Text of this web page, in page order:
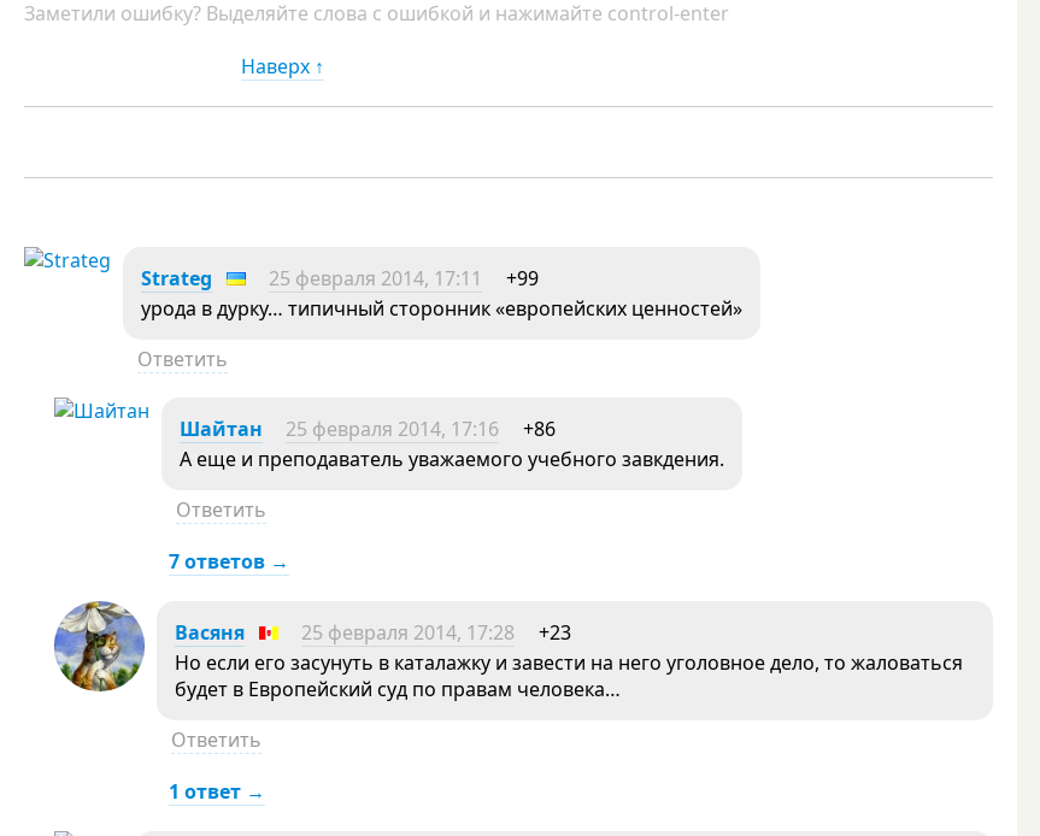
Заметили ошибку? Выделяйте слова с ошибкой и нажимайте control-enter
Наверх ↑
Strateg 25 февраля 2014, 17:11
+99
урода в дурку… типичный сторонник «европейских ценностей»
Ответить
Шайтан 25 февраля 2014, 17:16
+86
А еще и преподаватель уважаемого учебного завкдения.
Ответить
7 ответов →
Васяня 25 февраля 2014, 17:28
+23
Но если его засунуть в каталажку и завести на него уголовное дело, то жаловаться
будет в Европейский суд по правам человека…
Ответить
1 ответ →